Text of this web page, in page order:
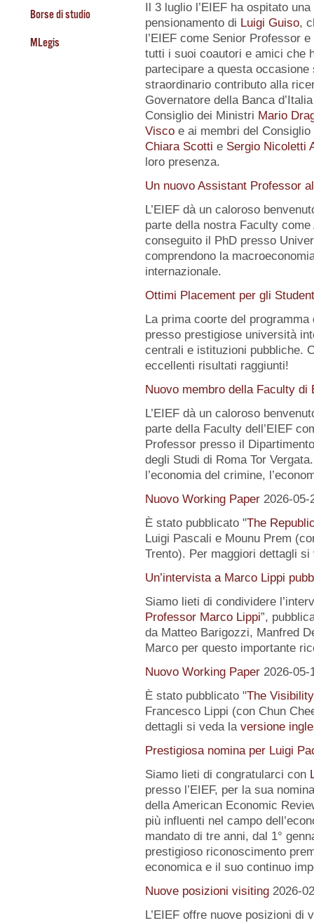
Borse di studio
MLegis
Il 3 luglio l’EIEF ha ospitato una
pensionamento di Luigi Guiso,
l’EIEF come Senior Professor
tutti i suoi coautori e amici che
partecipare a questa
straordinario contributo alla
Governatore della Banca
Consiglio dei Ministri Mario
Viscoe ai membri del Consiglio
Chiara Scotti e Sergio Nicoletti
loro presenza.
Un nuovo Assistant Professor
L’EIEF dà un caloroso
parte della nostra Faculty
conseguito il PhD presso
comprendono la
internazionale.
Ottimi Placement per gli
La prima coorte del
presso prestigiose università
centrali e istituzioni pubbliche.
eccellenti risultati raggiunti!
Nuovo membro della Faculty di
L’EIEF dà un caloroso
parte della Faculty dell’EIEF
Professor presso il
degli Studi di Roma Tor
l’economia del crimine,
Nuovo Working Paper 2026-05-
È stato pubblicato "The
Luigi Pascali e Mounu Prem
Trento). Per maggiori dettagli
Un’intervista a Marco Lippi
Siamo lieti di condividere
Professor Marco Lippi”,
da Matteo Barigozzi, Manfred
Marco per questo importante
Nuovo Working Paper 2026-05-
È stato pubblicato "The
Francesco Lippi (con Chun
dettagli si veda la versione
Prestigiosa nomina per Luigi
Siamo lieti di congratularci con
presso l’EIEF, per la sua
della American Economic
più influenti nel campo
mandato di tre anni, dal 1°
prestigioso riconoscimento
economica e il suo continuo
Nuove posizioni visiting 2026-
L’EIEF offre nuove posizioni